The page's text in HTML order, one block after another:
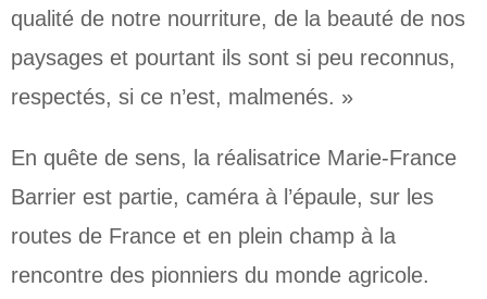
qualité de notre nourriture, de la beauté de nos
paysages et pourtant ils sont si peu reconnus,
respectés, si ce n’est, malmenés. »
En quête de sens, la réalisatrice Marie-France
Barrier est partie, caméra à l’épaule, sur les
routes de France et en plein champ à la
rencontre des pionniers du monde agricole.